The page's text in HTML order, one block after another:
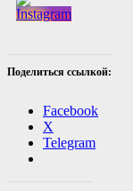
Поделиться ссылкой:
Facebook
X
Telegram